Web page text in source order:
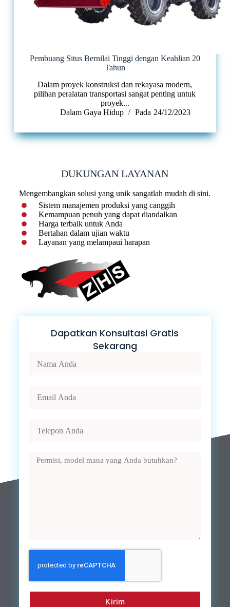
Pembuang Situs Bernilai Tinggi dengan Keahlian 20
Tahun
Dalam proyek konstruksi dan rekayasa modern,
pilihan peralatan transportasi sangat penting untuk
proyek...
Dalam Gaya Hidup Pada 24/12/2023
DUKUNGAN LAYANAN
Mengembangkan solusi yang unik sangatlah mudah di sini.
Sistem manajemen produksi yang canggih
Kemampuan penuh yang dapat diandalkan
Harga terbaik untuk Anda
Bertahan dalam ujian waktu
Layanan yang melampaui harapan
Dapatkan Konsultasi Gratis
Sekarang
Kirim